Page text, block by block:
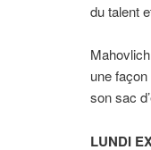
du talent
une
son sac
LUNDI